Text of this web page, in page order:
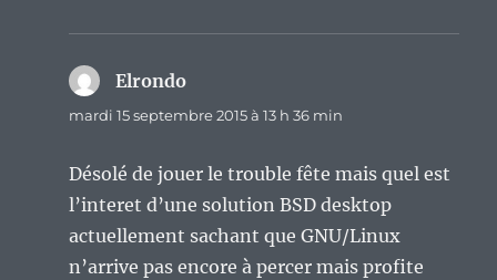
Elrondo
mardi 15 septembre 2015 à 13 h 36 min
Désolé de jouer le trouble fête mais quel est
l’interet d’une solution BSD desktop
actuellement sachant que GNU/Linux
n’arrive pas encore à percer mais profite